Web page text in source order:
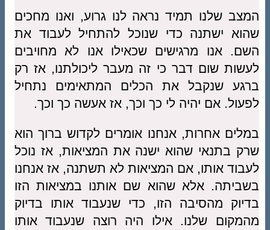
המצב שלנו תמיד נראה לנו גרוע, ואנו מחכים
שהוא ישתנה כדי שנוכל להתחיל לעבוד את
השם. אנו מרגישים שכאילו אנו לא מחויבים
לעשות שום דבר כי זה מעבר ליכולתנו, אז רק
ברגע שנקבל את הכלים המתאימים נתחיל
לפעול. אם יהיה לי כך וכך, אז אעשה כך וכך.
במלים אחרות, אנחנו אומרים לקדוש ברוך הוא
שרק בתנאי שהוא ישנה את המציאות, אז נוכל
לעבוד אותו, אם המציאות לא תשתנה, אז אנחנו
בשביתה. אלא שהוא שם אותנו במציאות הזו
בדיוק מהסיבה הזו, כדי שנעבוד אותו בדיוק
מהמקום שלנו. אילו היה רוצה שנעבוד אותו